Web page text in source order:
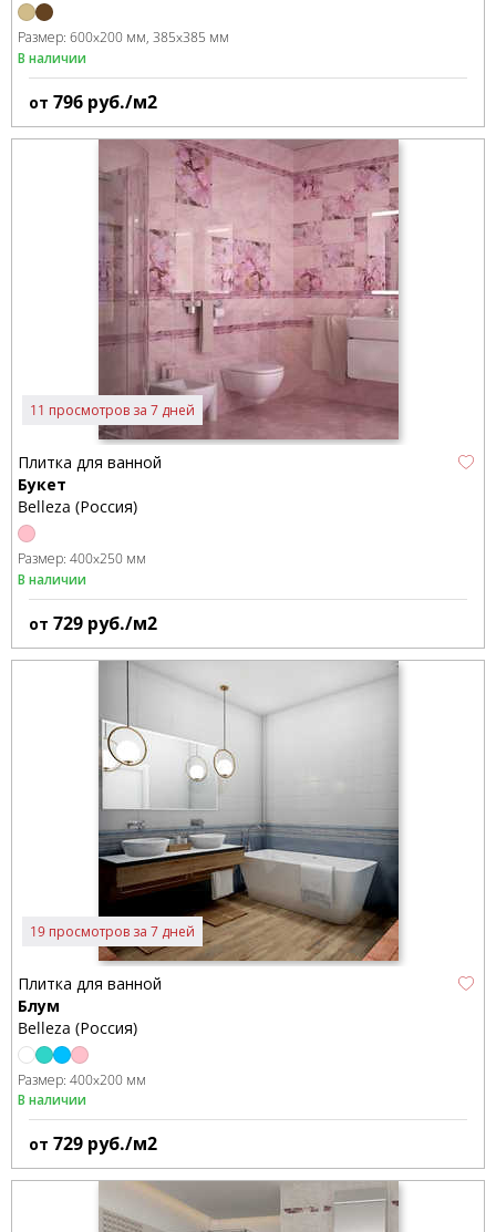
Размер: 600x200 мм 385x385 мм
В наличии
от 796 руб./м2
11 просмотров за 7 дней
Плитка для ванной
Букет
Belleza (Россия)
Размер: 400x250 мм
В наличии
от 729 руб./м2
19 просмотров за 7 дней
Плитка для ванной
Блум
Belleza (Россия)
Размер: 400x200 мм
В наличии
от 729 руб./м2